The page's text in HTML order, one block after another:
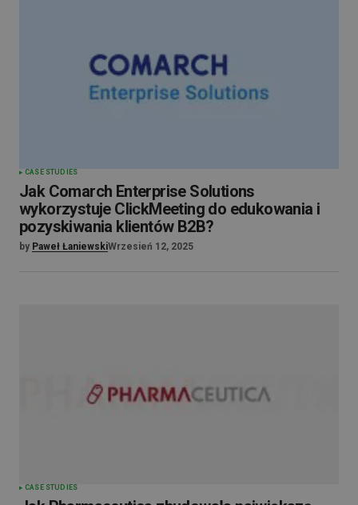
CASE STUDIES
Jak Comarch Enterprise Solutions
wykorzystuje ClickMeeting do edukowania i
pozyskiwania klientów B2B?
by Paweł ŁaniewskiWrzesień 12, 2025
CASE STUDIES